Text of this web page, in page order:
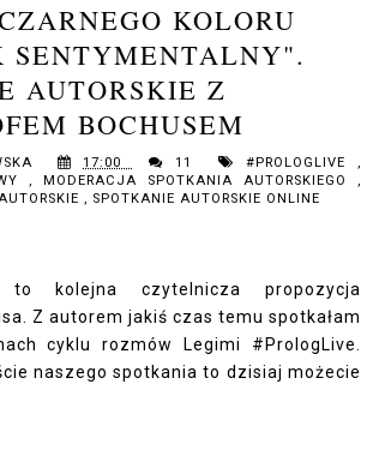
KOLORU
SENTYMENTALNY".
AUTORSKIE Z
BOCHUSEM
17:00 11 #PROLOGLIVE,
, MODERACJA SPOTKANIA AUTORSKIEGO ,
, SPOTKANIE AUTORSKIE ONLINE
to kolejna czytelnicza propozycja
Z autorem jakiś czas temu spotkałam
cyklu rozmów Legimi #PrologLive.
naszego spotkania to dzisiaj możecie